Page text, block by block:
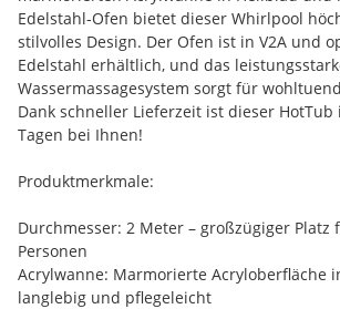
Edelstahl-Ofen bietet dieser Whirlpool
stilvolles Design. Der Ofen ist in V2A und
Edelstahl erhältlich, und das
Wassermassagesystem sorgt für
Dank schneller Lieferzeit ist dieser
Tagen bei Ihnen!
Produktmerkmale:
Durchmesser: 2 Meter – großzügiger Platz
Personen
Acrylwanne: Marmorierte Acryloberfläche
langlebig und pflegeleicht